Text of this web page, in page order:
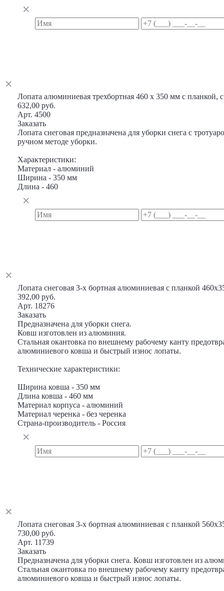
Лопата алюминиевая трехбортная 460 х 350 мм с планкой,
632,00 руб.
Арт. 4500
Заказать
Лопата снеговая предназначена для уборки снега с
ручном методе уборки.
Характеристики:
Материал - алюминий
Ширина - 350 мм
Длина - 460
Лопата снеговая 3-х бортная алюминиевая с планкой
392,00 руб.
Арт. 18276
Заказать
Предназначена для уборки снега.
Ковш изготовлен из алюминия.
Стальная окантовка по внешнему рабочему канту
алюминиевого ковша и быстрый износ лопаты.
Технические характеристики:
Ширина ковша - 350 мм
Длина ковша - 460 мм
Материал корпуса - алюминий
Материал черенка - без черенка
Страна-производитель - Россия
Лопата снеговая 3-х бортная алюминиевая с планкой
730,00 руб.
Арт. 11739
Заказать
Предназначена для уборки снега. Ковш изготовлен из
Стальная окантовка по внешнему рабочему канту
алюминиевого ковша и быстрый износ лопаты.